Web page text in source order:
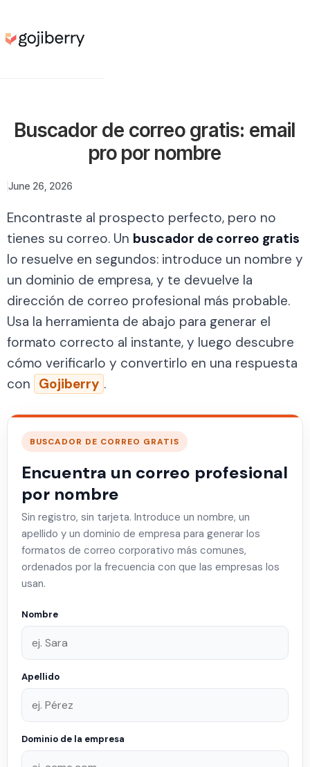
Buscador de correo gratis: email
pro por nombre
June 26, 2026
Encontraste al prospecto perfecto, pero no
tienes su correo. Un buscador de correo gratis
lo resuelve en segundos: introduce un nombre y
un dominio de empresa, y te devuelve la
dirección de correo profesional más probable.
Usa la herramienta de abajo para generar el
formato correcto al instante, y luego descubre
cómo verificarlo y convertirlo en una respuesta
con Gojiberry .
BUSCADOR DE CORREO GRATIS
Encuentra un correo profesional
por nombre
Sin registro, sin tarjeta. Introduce un nombre, un
apellido y un dominio de empresa para generar los
formatos de correo corporativo más comunes,
ordenados por la frecuencia con que las empresas los
usan.
Nombre
Apellido
Dominio de la empresa